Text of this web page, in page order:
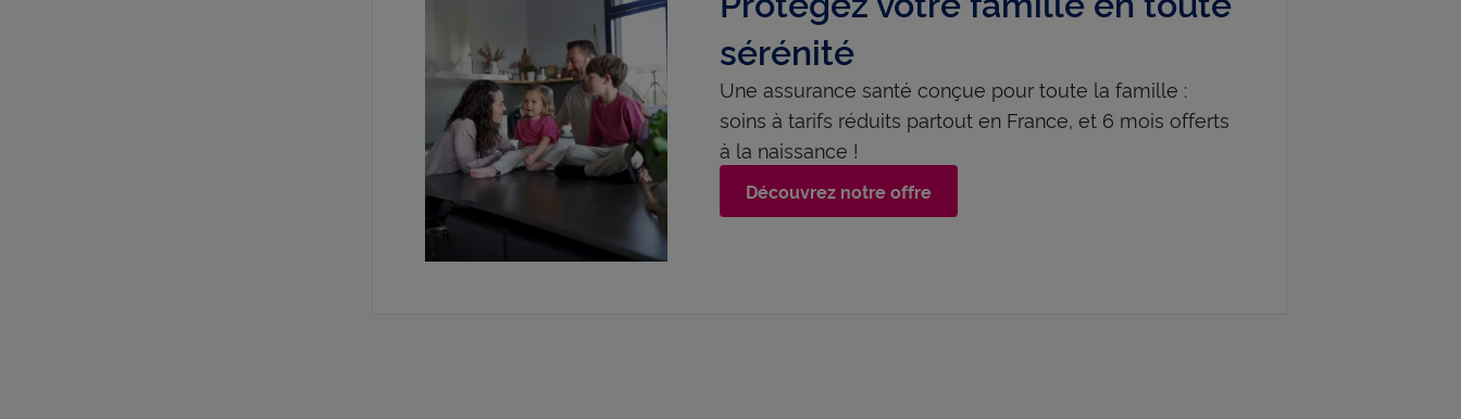
sérénité
Une assurance santé conçue pour toute la famille :
soins à tarifs réduits partout en France, et 6 mois offerts
à la naissance !
Découvrez notre offre